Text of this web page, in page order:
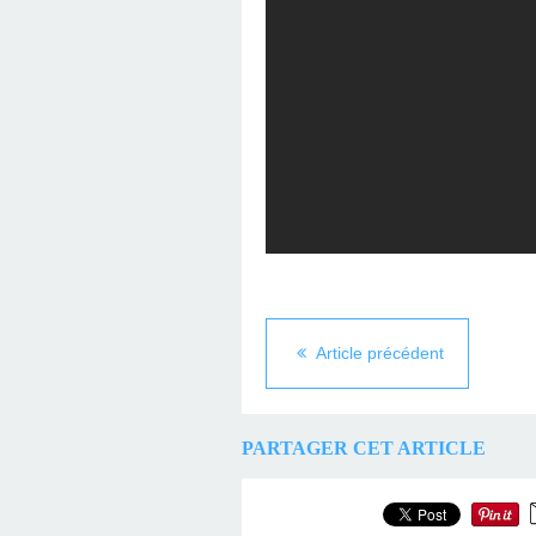
Article précédent
PARTAGER CET ARTICLE